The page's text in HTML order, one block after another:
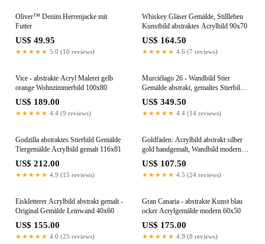
Oliver™ Denim Herrenjacke mit
Futter
US$ 49.95
★★★★★ 5.0 (10 reviews)
Whiskey Gläser Gemälde, Stillleben
Kunstbild abstraktes Acrylbild 90x70
US$ 164.50
★★★★★ 4.6 (7 reviews)
Vice - abstrakte Acryl Malerei gelb
orange Wohnzimmerbild 100x80
US$ 189.00
★★★★★ 4.4 (9 reviews)
Murciélago 26 - Wandbild Stier
Gemälde abstrakt, gemaltes Stierbild
150x100cm
US$ 349.50
★★★★★ 4.4 (14 reviews)
Godzilla abstraktes Stierbild Gemälde
Tiergemälde Acrylbild gemalt 116x81
US$ 212.00
★★★★★ 4.9 (15 reviews)
Goldfäden: Acrylbild abstrakt silber
gold handgemalt, Wandbild modern
60x60
US$ 107.50
★★★★★ 4.5 (24 reviews)
Eiskletterer Acrylbild abstrakt gemalt -
Original Gemälde Leinwand 40x60
US$ 155.00
★★★★★ 4.0 (25 reviews)
Gran Canaria - abstrakte Kunst blau
ocker Acrylgemälde modern 60x50
US$ 175.00
★★★★★ 4.9 (8 reviews)